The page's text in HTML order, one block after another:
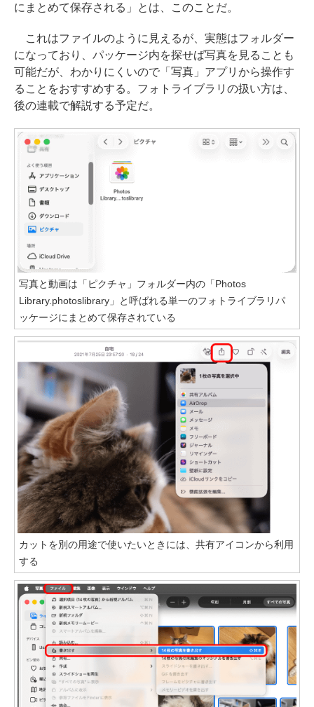
にまとめて保存される」とは、このことだ。
これはファイルのように見えるが、実態はフォルダー
になっており、パッケージ内を探せば写真を見ることも
可能だが、わかりにくいので「写真」アプリから操作す
ることをおすすめする。フォトライブラリの扱い方は、
後の連載で解説する予定だ。
写真と動画は「ピクチャ」フォルダー内の「Photos
Library.photoslibrary」と呼ばれる単一のフォトライブラリパ
ッケージにまとめて保存されている
カットを別の用途で使いたいときには、共有アイコンから利用
する